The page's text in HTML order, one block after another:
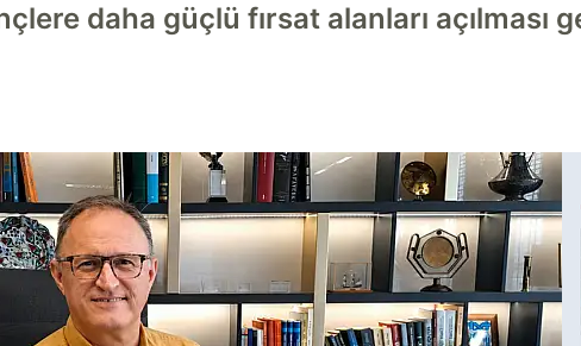
daha güçlü fırsat alanları açılması